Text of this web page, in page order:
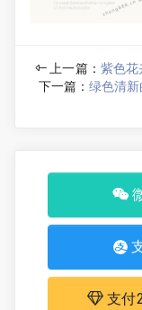
上一篇： 紫色花
下一篇：绿色清新
支付